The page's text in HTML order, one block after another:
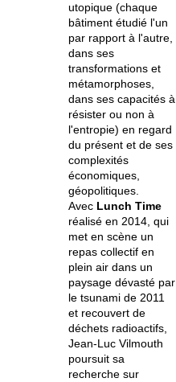
utopique (chaque
bâtiment étudié l'un
par rapport à l'autre,
dans ses
transformations et
métamorphoses,
dans ses capacités à
résister ou non à
l'entropie) en regard
du présent et de ses
complexités
économiques,
géopolitiques.
Avec Lunch Time
réalisé en 2014, qui
met en scène un
repas collectif en
plein air dans un
paysage dévasté par
le tsunami de 2011
et recouvert de
déchets radioactifs,
Jean-Luc Vilmouth
poursuit sa
recherche sur